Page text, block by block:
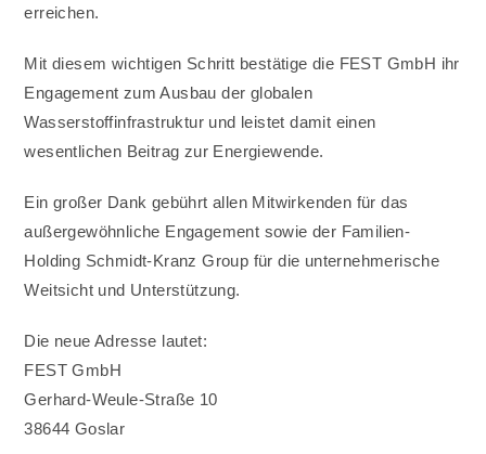
erreichen.
Mit diesem wichtigen Schritt bestätige die FEST GmbH ihr
Engagement zum Ausbau der globalen
Wasserstoffinfrastruktur und leistet damit einen
wesentlichen Beitrag zur Energiewende.
Ein großer Dank gebührt allen Mitwirkenden für das
außergewöhnliche Engagement sowie der Familien-
Holding Schmidt-Kranz Group für die unternehmerische
Weitsicht und Unterstützung.
Die neue Adresse lautet:
FEST GmbH
Gerhard-Weule-Straße 10
38644 Goslar